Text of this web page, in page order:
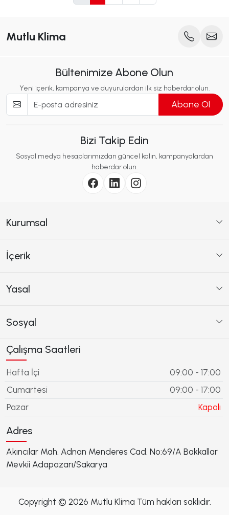
Mutlu Klima
Bültenimize Abone Olun
Yeni içerik, kampanya ve duyurulardan ilk siz haberdar olun.
Abone Ol
Bizi Takip Edin
Sosyal medya hesaplarımızdan güncel kalın, kampanyalardan
haberdar olun.
Kurumsal
İçerik
Yasal
Sosyal
Çalışma Saatleri
Hafta İçi
09:00 - 17:00
Cumartesi
09:00 - 17:00
Pazar
Kapalı
Adres
Akıncılar Mah. Adnan Menderes Cad. No:69/A Bakkallar
Mevkii Adapazarı/Sakarya
Copyright © 2026 Mutlu Klima Tüm hakları saklıdır.